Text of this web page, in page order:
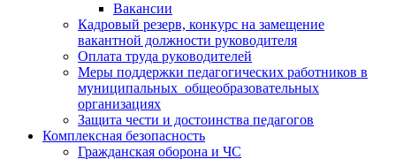
Вакансии
Кадровый резерв, конкурс на замещение
вакантной должности руководителя
Оплата труда руководителей
Меры поддержки педагогических работников в
муниципальных общеобразовательных
организациях
Защита чести и достоинства педагогов
Комплексная безопасность
Гражданская оборона и ЧС